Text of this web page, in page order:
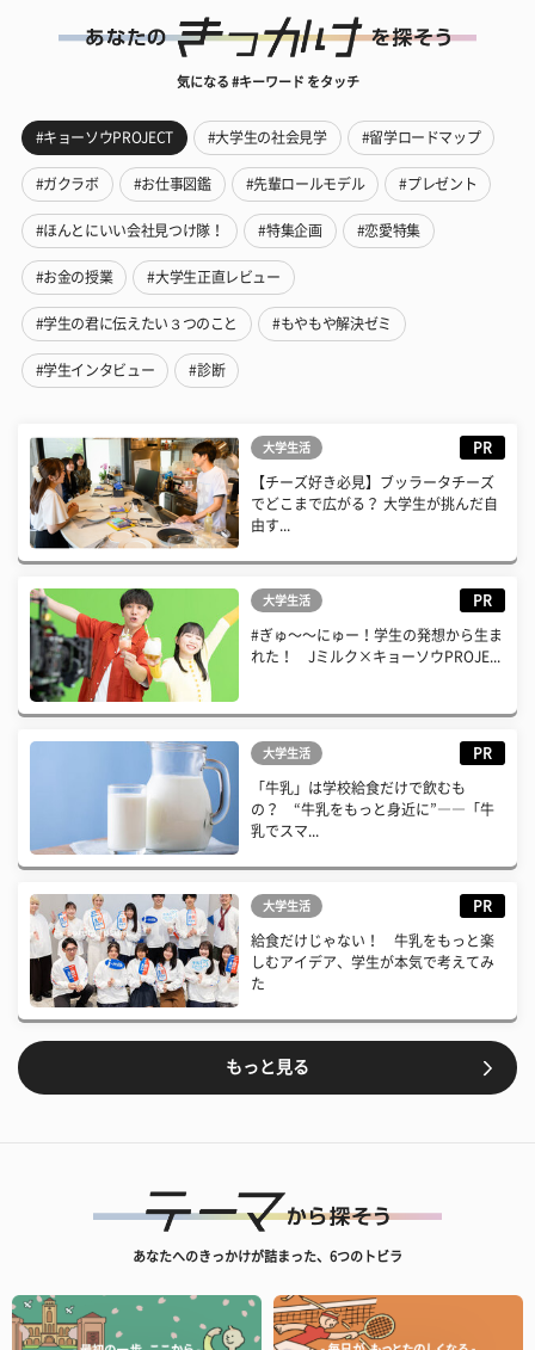
気になる #キーワード をタッチ
#キョーソウPROJECT #大学生の社会見学 #留学ロードマップ
#ガクラボ #お仕事図鑑 #先輩ロールモデル #プレゼント
#ほんとにいい会社見つけ隊！ #特集企画 #恋愛特集
#お金の授業 #大学生正直レビュー
#学生の君に伝えたい３つのこと #もやもや解決ゼミ
#学生インタビュー #診断
大学生活 PR
【チーズ好き必見】ブッラータチーズ
でどこまで広がる？ 大学生が挑んだ自
由す...
大学生活 PR
#ぎゅ〜〜にゅー！学生の発想から生ま
れた！ Jミルク×キョーソウPROJE...
大学生活 PR
「牛乳」は学校給食だけで飲むも
の？ “牛乳をもっと身近に”――「牛
乳でスマ...
大学生活 PR
給食だけじゃない！ 牛乳をもっと楽
しむアイデア、学生が本気で考えてみ
た
もっと見る
あなたへのきっかけが詰まった、6つのトビラ